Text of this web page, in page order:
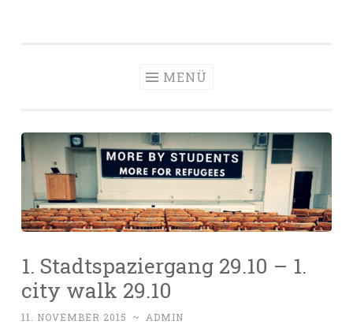
MENÜ
1. Stadtspaziergang 29.10 – 1.
city walk 29.10
11. NOVEMBER 2015 ~ ADMIN